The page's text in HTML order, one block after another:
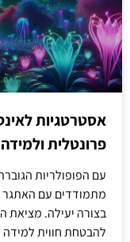
אסטרטגיות
פרונטלית
עם הפופולריות
מתמודדים עם האתגר
בצורה יעילה. מציאת
להבטחת חווית